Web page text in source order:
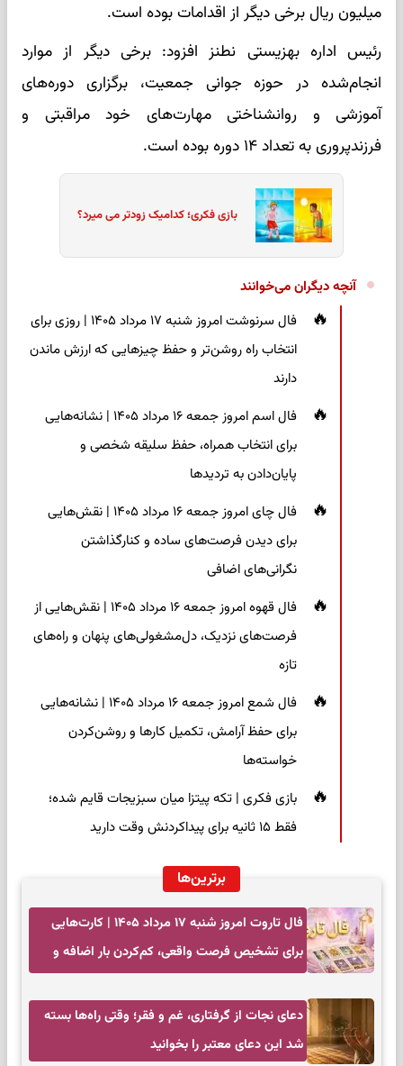
میلیون ریال برخی دیگر از اقدامات بوده است.
رئیس اداره بهزیستی نطنز افزود: برخی دیگر از موارد
انجام‌شده در حوزه جوانی جمعیت، برگزاری دوره‌های
آموزشی و روانشناختی مهارت‌های خود مراقبتی و
فرزندپروری به تعداد ۱۴ دوره بوده است.
بازی فکری؛ کدامیک زودتر می میرد؟
آنچه دیگران می‌خوانند
فال سرنوشت امروز شنبه ۱۷ مرداد ۱۴۰۵ | روزی برای
انتخاب راه روشن‌تر و حفظ چیزهایی که ارزش ماندن
دارند
فال اسم امروز جمعه ۱۶ مرداد ۱۴۰۵ | نشانه‌هایی
برای انتخاب همراه، حفظ سلیقه شخصی و
پایان‌دادن به تردیدها
فال چای امروز جمعه ۱۶ مرداد ۱۴۰۵ | نقش‌هایی
برای دیدن فرصت‌های ساده و کنارگذاشتن
نگرانی‌های اضافی
فال قهوه امروز جمعه ۱۶ مرداد ۱۴۰۵ | نقش‌هایی از
فرصت‌های نزدیک، دل‌مشغولی‌های پنهان و راه‌های
تازه
فال شمع امروز جمعه ۱۶ مرداد ۱۴۰۵ | نشانه‌هایی
برای حفظ آرامش، تکمیل کارها و روشن‌کردن
خواسته‌ها
بازی فکری | تکه پیتزا میان سبزیجات قایم شده؛
فقط ۱۵ ثانیه برای پیداکردنش وقت دارید
برترین‌ها
فال تاروت امروز شنبه ۱۷ مرداد ۱۴۰۵ | کارت‌هایی
برای تشخیص فرصت واقعی، کم‌کردن بار اضافه و
دعای نجات از گرفتاری، غم و فقر؛ وقتی راه‌ها بسته
شد این دعای معتبر را بخوانید